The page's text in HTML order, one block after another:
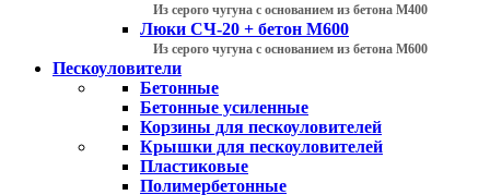
Из серого чугуна с основанием из бетона М400
Люки СЧ-20 + бетон М600
Из серого чугуна с основанием из бетона М600
Пескоуловители
Бетонные
Бетонные усиленные
Корзины для пескоуловителей
Крышки для пескоуловителей
Пластиковые
Полимербетонные